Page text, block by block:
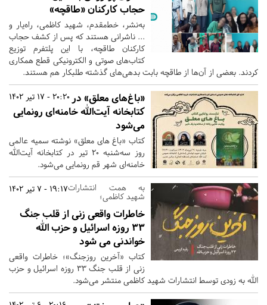
حجاب کارکنان «طاقچه»
به‌نشر، خط‌مقدم، شهید کاظمی، راه‌یار و
... ناشرانی هستند که پس از کشف حجاب
کارکنان طاقچه، با این پلتفرم توزیع
کتاب‌های صوتی و الکترونیکی قطع همکاری
کردند. بعضی از آن‌ها از طاقچه بابت بدهی‌های گذشته طلبکار هم هستند.
20:20 - 17 تیر 1402 «باغ‌های معلق» در
کتابخانه آیت‌الله خامنه‌ای رونمایی
می‌شود
کتاب «باغ‌ های معلق» نوشته سمیه عالمی
روز سه‌شنبه ۲۰ تیر در کتابخانه آیت‌الله
خامنه‌ای شهر قم رونمایی می‌شود.
19:17 - 7 تیر 1402به همت انتشارات
شهید کاظمی؛
خاطرات واقعی زنی از قلب جنگ
۳۳ روزه اسرائیل و حزب الله
خواندنی می شود
کتاب «آخرین روزجنگ»؛ خاطرات واقعی
زنی از قلب جنگ ۳۳ روزه اسرائیل و حزب
الله به زودی توسط انتشارات شهید کاظمی منتشر می‌شود.